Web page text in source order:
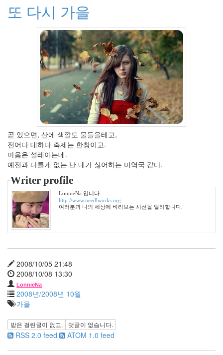
또 다시 가을
곧 있으면, 산에 색깔도 물들을테고,
전어다 대하다 축제는 한창이고.
마음은 설레이는데.
예전과 다를게 없는 난 내가 싫어하는 미역국 같다.
Writer profile
LonnieNa 입니다.
http://www.needlworks.org
여러분과 나의 세상에 바라보는 시선을 달리합니다.
2008/10/05 21:48
2008/10/08 13:30
LonnieNa
2008년/2008년 10월
가을
받은 걸린글이 없고, 댓글이 없습니다.
RSS 2.0 feed ATOM 1.0 feed
2012
년
월
1
2012
년
4
월
1
2012
년
5
0
2012
년
6
월
0
2012
년
7
월
1